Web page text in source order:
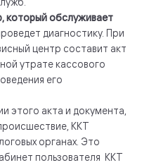
который обслуживает
диагностику. При
центр составит акт
утрате кассового
его
этого акта и документа,
ККТ
органах. Это
пользователя ККТ